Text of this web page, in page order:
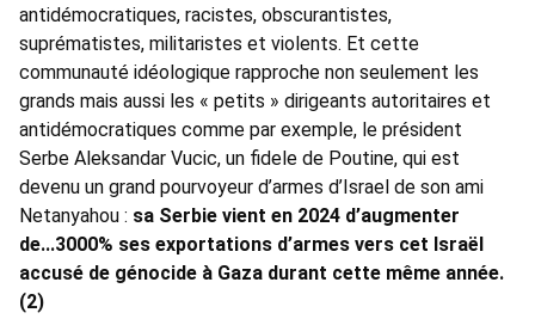
antidémocratiques, racistes, obscurantistes,
suprématistes, militaristes et violents. Et cette
communauté idéologique rapproche non seulement les
grands mais aussi les « petits » dirigeants autoritaires et
antidémocratiques comme par exemple, le président
Serbe Aleksandar Vucic, un fidele de Poutine, qui est
devenu un grand pourvoyeur d’armes d’Israel de son ami
Netanyahou : sa Serbie vient en 2024 d’augmenter
de...3000% ses exportations d’armes vers cet Israël
accusé de génocide à Gaza durant cette même année.
(2)